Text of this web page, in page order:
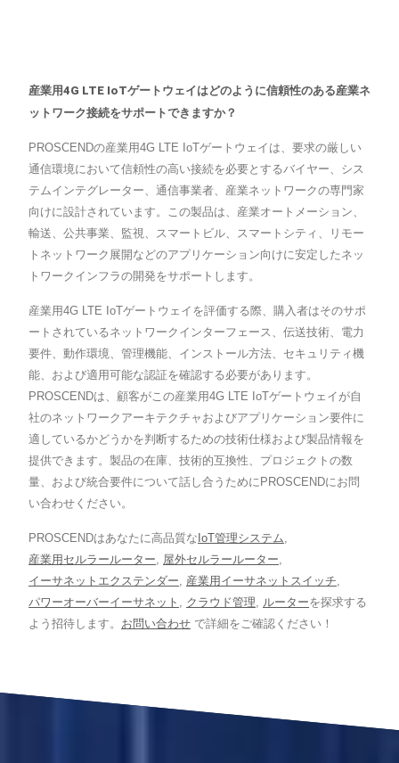
産業用4G LTE IoTゲートウェイはどのように信頼性のある産業ネ
ットワーク接続をサポートできますか？
PROSCENDの産業用4G LTE IoTゲートウェイは、要求の厳しい
通信環境において信頼性の高い接続を必要とするバイヤー、シス
テムインテグレーター、通信事業者、産業ネットワークの専門家
向けに設計されています。この製品は、産業オートメーション、
輸送、公共事業、監視、スマートビル、スマートシティ、リモー
トネットワーク展開などのアプリケーション向けに安定したネッ
トワークインフラの開発をサポートします。
産業用4G LTE IoTゲートウェイを評価する際、購入者はそのサポ
ートされているネットワークインターフェース、伝送技術、電力
要件、動作環境、管理機能、インストール方法、セキュリティ機
能、および適用可能な認証を確認する必要があります。
PROSCENDは、顧客がこの産業用4G LTE IoTゲートウェイが自
社のネットワークアーキテクチャおよびアプリケーション要件に
適しているかどうかを判断するための技術仕様および製品情報を
提供できます。製品の在庫、技術的互換性、プロジェクトの数
量、および統合要件について話し合うためにPROSCENDにお問
い合わせください。
PROSCENDはあなたに高品質な IoT管理システム,
産業用セルラールーター, 屋外セルラールーター,
イーサネットエクステンダー, 産業用イーサネットスイッチ,
パワーオーバーイーサネット , クラウド管理, ルーターを探求する
よう招待します。 お問い合わせ で詳細をご確認ください！